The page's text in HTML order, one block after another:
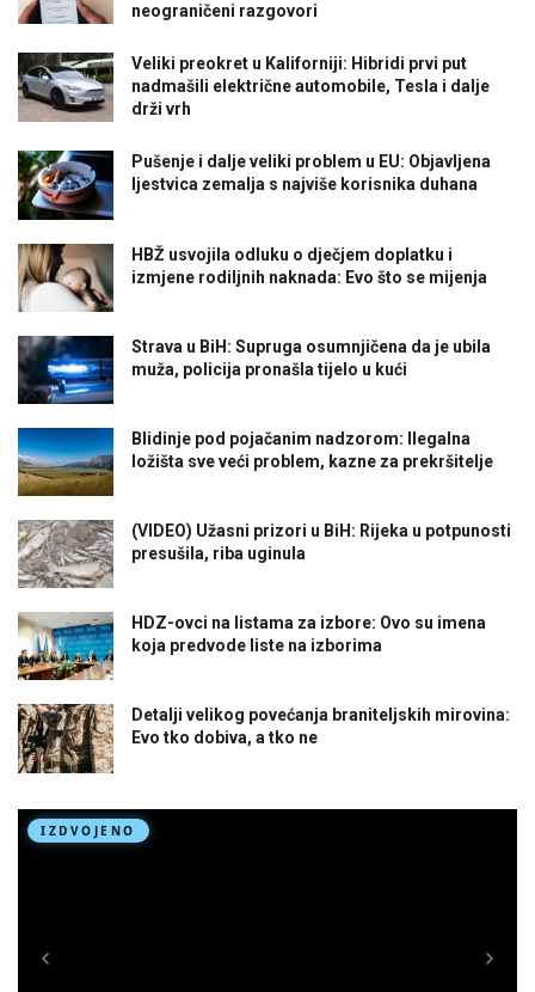
neograničeni razgovori
Veliki preokret u Kaliforniji: Hibridi prvi put
nadmašili električne automobile, Tesla i dalje
drži vrh
Pušenje i dalje veliki problem u EU: Objavljena
ljestvica zemalja s najviše korisnika duhana
HBŽ usvojila odluku o dječjem doplatku i
izmjene rodiljnih naknada: Evo što se mijenja
Strava u BiH: Supruga osumnjičena da je ubila
muža, policija pronašla tijelo u kući
Blidinje pod pojačanim nadzorom: Ilegalna
ložišta sve veći problem, kazne za prekršitelje
(VIDEO) Užasni prizori u BiH: Rijeka u potpunosti
presušila, riba uginula
HDZ-ovci na listama za izbore: Ovo su imena
koja predvode liste na izborima
Detalji velikog povećanja braniteljskih mirovina:
Evo tko dobiva, a tko ne